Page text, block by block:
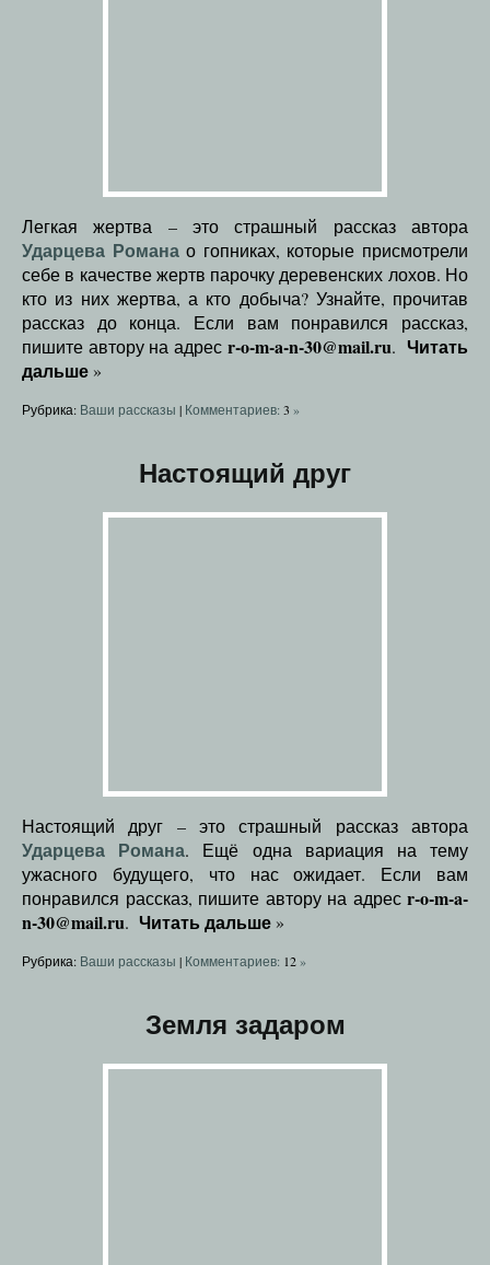
Легкая жертва – это страшный рассказ автора
Ударцева Романао гопниках, которые присмотрели
себе в качестве жертв парочку деревенских лохов. Но
кто из них жертва, а кто добыча? Узнайте, прочитав
рассказ до конца. Если вам понравился рассказ,
пишите автору на адрес r-o-m-a-n-30@mail.ru. Читать
дальше »
Рубрика: Ваши рассказы | Комментариев: 3 »
Настоящий друг
Настоящий друг – это страшный рассказ автора
Ударцева Романа. Ещё одна вариация на тему
ужасного будущего, что нас ожидает. Если вам
понравился рассказ, пишите автору на адрес r-o-m-a-
n-30@mail.ru. Читать дальше »
Рубрика: Ваши рассказы | Комментариев: 12»
Земля задаром